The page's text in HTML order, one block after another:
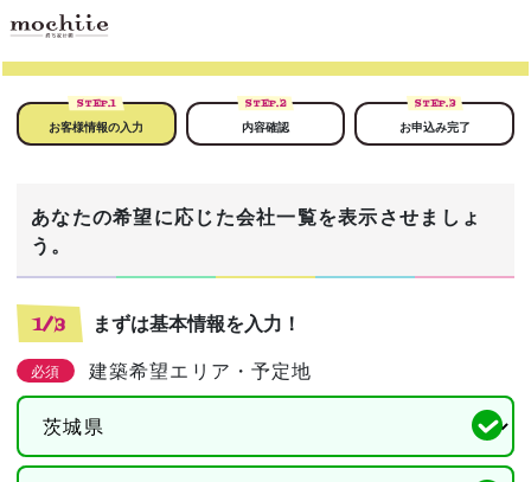
STEP.1
お客様情報の入力
STEP.2
内容確認
STEP.3
お申込み完了
あなたの希望に応じた会社一覧を表示させましょ
う。
1/3 まずは基本情報を入力！
必須 建築希望エリア・予定地